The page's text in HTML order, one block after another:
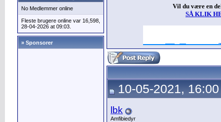
No Medlemmer online
Fleste brugere online var 16,598,
28-04-2026 at 09:03.
» Sponsorer
Vil du være en
SÅ KLIK
10-05-2021, 16:00
lbk
Amfibiedyr